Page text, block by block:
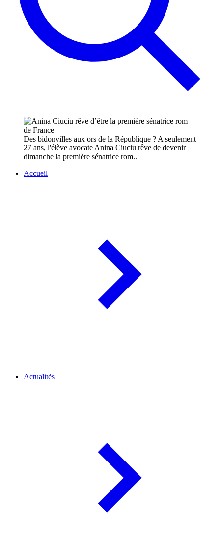
Des bidonvilles aux ors de la République ? A seulement
27 ans, l'élève avocate Anina Ciuciu rêve de devenir
dimanche la première sénatrice rom...
Accueil
Actualités